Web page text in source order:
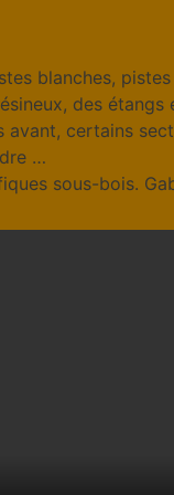
blanches,
des
certains
…
sous-bois.